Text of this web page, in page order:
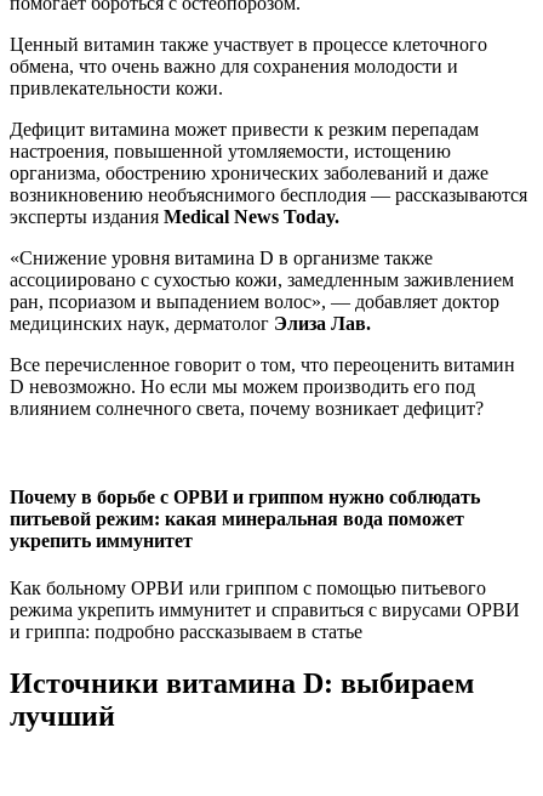
Ценный витамин также участвует в процессе клеточного
обмена, что очень важно для сохранения молодости и
привлекательности кожи.
Дефицит витамина может привести к резким перепадам
настроения, повышенной утомляемости, истощению
организма, обострению хронических заболеваний и даже
возникновению необъяснимого бесплодия — рассказываются
эксперты издания Medical News Today.
«Снижение уровня витамина D ​в организме также
ассоциировано с сухостью кожи, замедленным заживлением
ран, псориазом и выпадением волос», — добавляет доктор
медицинских наук, дерматолог Элиза Лав.
Все перечисленное говорит о том, что переоценить витамин
D невозможно. Но если мы можем производить его под
влиянием солнечного света, почему возникает дефицит?
Почему в борьбе с ОРВИ и гриппом нужно соблюдать
питьевой режим: какая минеральная вода поможет
укрепить иммунитет
Как больному ОРВИ или гриппом с помощью питьевого
режима укрепить иммунитет и справиться с вирусами ОРВИ
и гриппа: подробно рассказываем в статье
Источники витамина D: выбираем
лучший